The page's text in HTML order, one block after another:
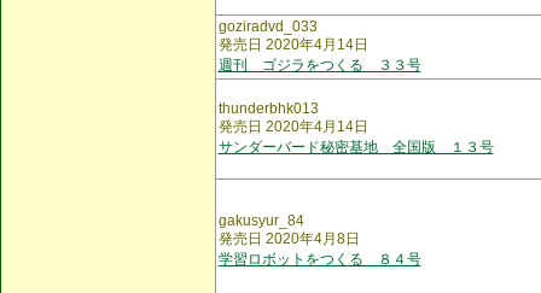
goziradvd_033
発売日 2020年4月14日
週刊 ゴジラをつくる ３３号
thunderbhk013
発売日 2020年4月14日
サンダーバード秘密基地 全国版 １３号
gakusyur_84
発売日 2020年4月8日
学習ロボットをつくる ８４号